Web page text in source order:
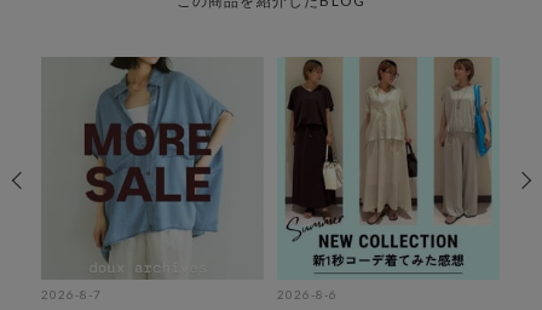
2026-8-7 2026-8-6